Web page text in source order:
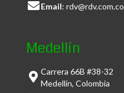
Email: rdv@rdv.com.co
Medellín
Carrera 66B #38-32
Medellín, Colombia